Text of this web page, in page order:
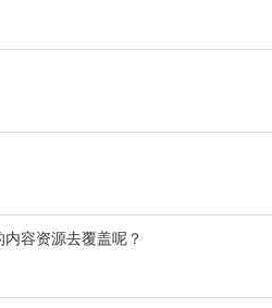
容资源去覆盖呢？